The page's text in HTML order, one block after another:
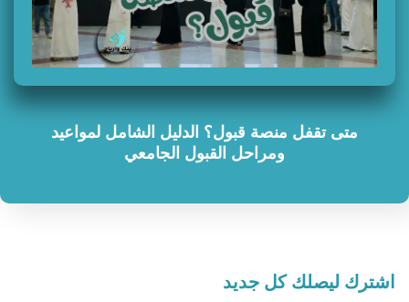
متى تقفل منصة قبول؟ الدليل الشامل لمواعيد
ومراحل القبول الجامعي
اشترك ليصلك كل جديد